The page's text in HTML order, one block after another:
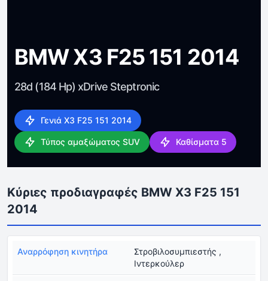
BMW X3 F25 151 2014
28d (184 Hp) xDrive Steptronic
Γενιά X3 F25 151 2014
Τύπος αμαξώματος SUV Καθίσματα 5
Κύριες προδιαγραφές BMW X3 F25 151
2014
Αναρρόφηση κινητήρα
Στροβιλοσυμπιεστής ,
Ιντερκούλερ